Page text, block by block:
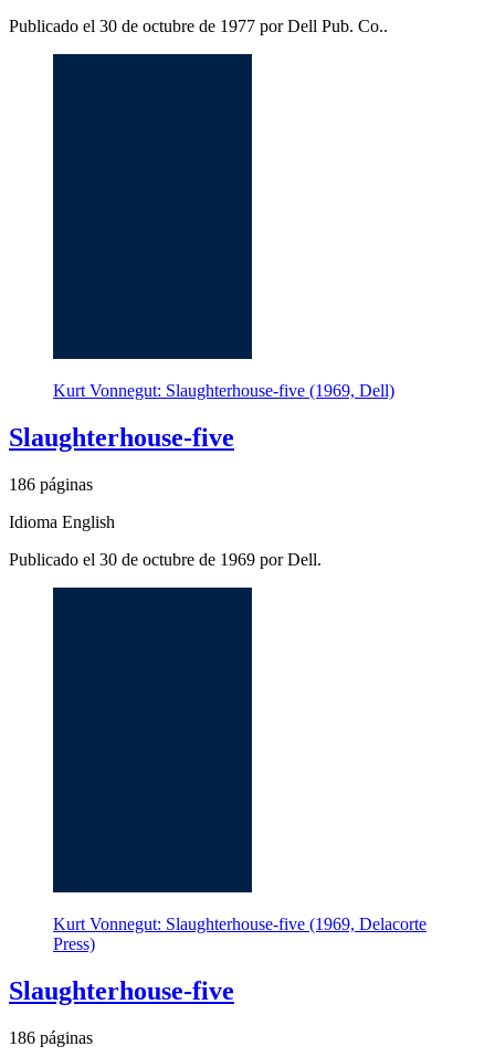
Publicado el 30 de octubre de 1977 por Dell Pub. Co..
Kurt Vonnegut: Slaughterhouse-five (1969, Dell)
Slaughterhouse-five
186 páginas
Idioma English
Publicado el 30 de octubre de 1969 por Dell.
Kurt Vonnegut: Slaughterhouse-five (1969, Delacorte
Press)
Slaughterhouse-five
186 páginas